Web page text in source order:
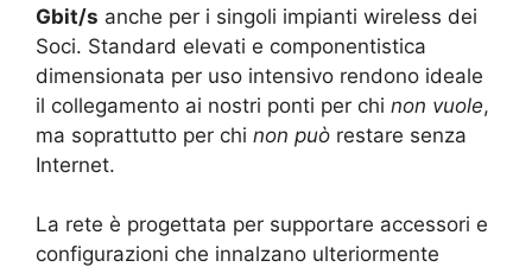
Gbit/s anche per i singoli impianti wireless dei
Soci. Standard elevati e componentistica
dimensionata per uso intensivo rendono ideale
il collegamento ai nostri ponti per chi non vuole,
ma soprattutto per chi non può restare senza
Internet.
La rete è progettata per supportare accessori e
configurazioni che innalzano ulteriormente